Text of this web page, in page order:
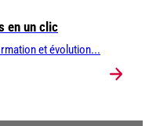
en un clic
et évolution...